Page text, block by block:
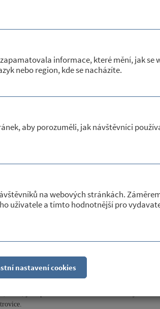
informace, které mění, jak se
nebo region, kde se nacházíte.
aby porozuměli, jak návštěvníci
na webových stránkách.
uživatele a tímto hodnotnější pro
nastavení cookies
Žižkova 57, Jihlava.
deska - vývěsky
Finančního úřadu pro Kraj
veřejná vyhláška Finančního úřadu pro Kraj
k nahlédnutí hromadný předpisný seznam,
elektrické energie 21. a
s.r.o., jako provozovatel distribuční soustavy